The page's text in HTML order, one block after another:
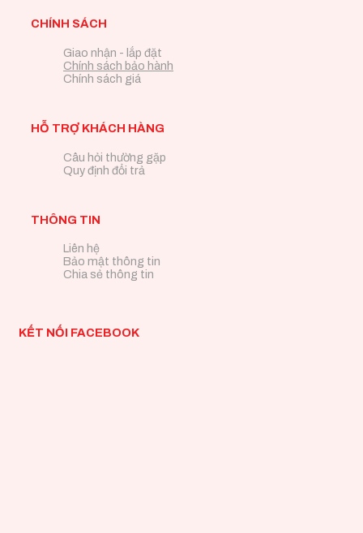
CHÍNH SÁCH
Giao nhận - lắp đặt
Chính sách bảo hành
Chính sách giá
HỖ TRỢ KHÁCH HÀNG
Câu hỏi thường gặp
Quy định đổi trả
THÔNG TIN
Liên hệ
Bảo mật thông tin
Chia sẻ thông tin
KẾT NỐI FACEBOOK